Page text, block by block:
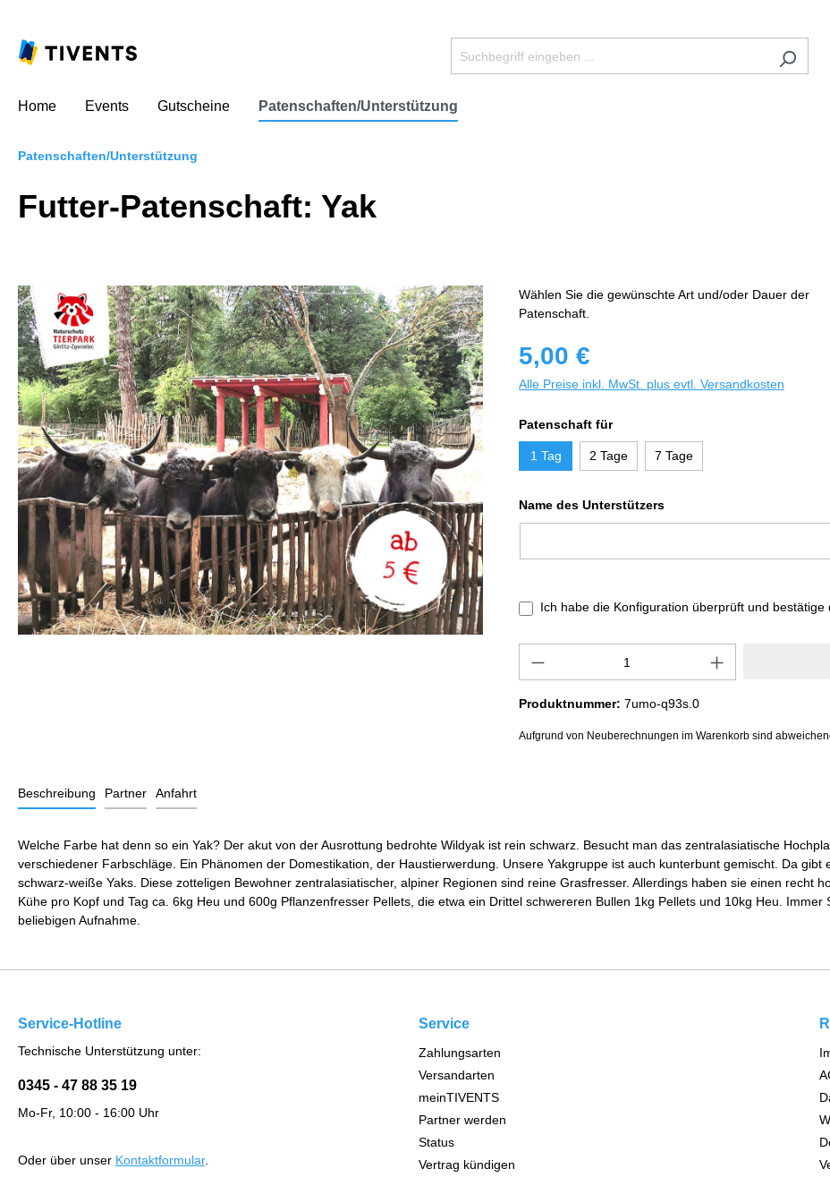
Home Events Gutscheine Patenschaften/Unterstützung
Patenschaften/Unterstützung
Futter-Patenschaft: Yak
Wählen Sie die gewünschte Art und/oder Dauer der
Patenschaft.
5,00 €
Alle Preise inkl. MwSt. plus evtl. Versandkosten
Patenschaft für
1 Tag 2 Tage 7 Tage
Name des Unterstützers
Ich habe die Konfiguration überprüft und bestätige
Produktnummer: 7umo-q93s.0
Aufgrund von Neuberechnungen im Warenkorb sind
Beschreibung Partner Anfahrt
Welche Farbe hat denn so ein Yak? Der akut von der Ausrottung bedrohte Wildyak ist rein schwarz. Besucht man das zentralasiatische
verschiedener Farbschläge. Ein Phänomen der Domestikation, der Haustierwerdung. Unsere Yakgruppe ist auch kunterbunt gemischt. Da
schwarz-weiße Yaks. Diese zotteligen Bewohner zentralasiatischer, alpiner Regionen sind reine Grasfresser. Allerdings haben sie einen recht
Kühe pro Kopf und Tag ca. 6kg Heu und 600g Pflanzenfresser Pellets, die etwa ein Drittel schwereren Bullen 1kg Pellets und 10kg Heu.
beliebigen Aufnahme.
Service-Hotline
Technische Unterstützung unter:
0345 - 47 88 35 19
Mo-Fr, 10:00 - 16:00 Uhr
Oder über unser Kontaktformular.
Service
Zahlungsarten
Versandarten
meinTIVENTS
Partner werden
Status
Vertrag kündigen